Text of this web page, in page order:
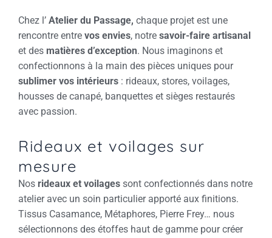
Chez l’ Atelier du Passage, chaque projet est une
rencontre entre vos envies, notre savoir-faire artisanal
et des matières d’exception. Nous imaginons et
confectionnons à la main des pièces uniques pour
sublimer vos intérieurs : rideaux, stores, voilages,
housses de canapé, banquettes et sièges restaurés
avec passion.
Rideaux et voilages sur
mesure
Nos rideaux et voilages sont confectionnés dans notre
atelier avec un soin particulier apporté aux finitions.
Tissus Casamance, Métaphores, Pierre Frey… nous
sélectionnons des étoffes haut de gamme pour créer